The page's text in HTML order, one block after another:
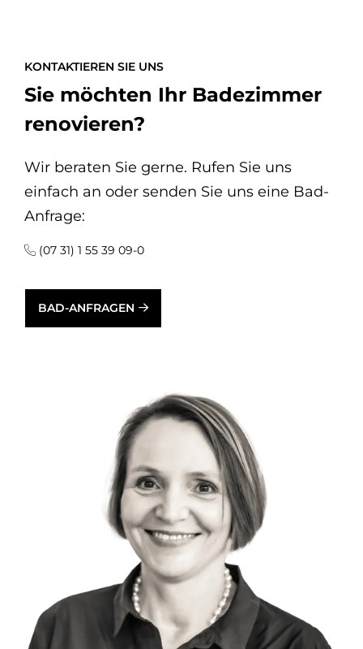
KONTAKTIEREN SIE UNS
Sie möchten Ihr Badezimmer
renovieren?
Wir beraten Sie gerne. Rufen Sie uns
einfach an oder senden Sie uns eine Bad-
Anfrage:
(07 31) 1 55 39 09-0
BAD-ANFRAGEN